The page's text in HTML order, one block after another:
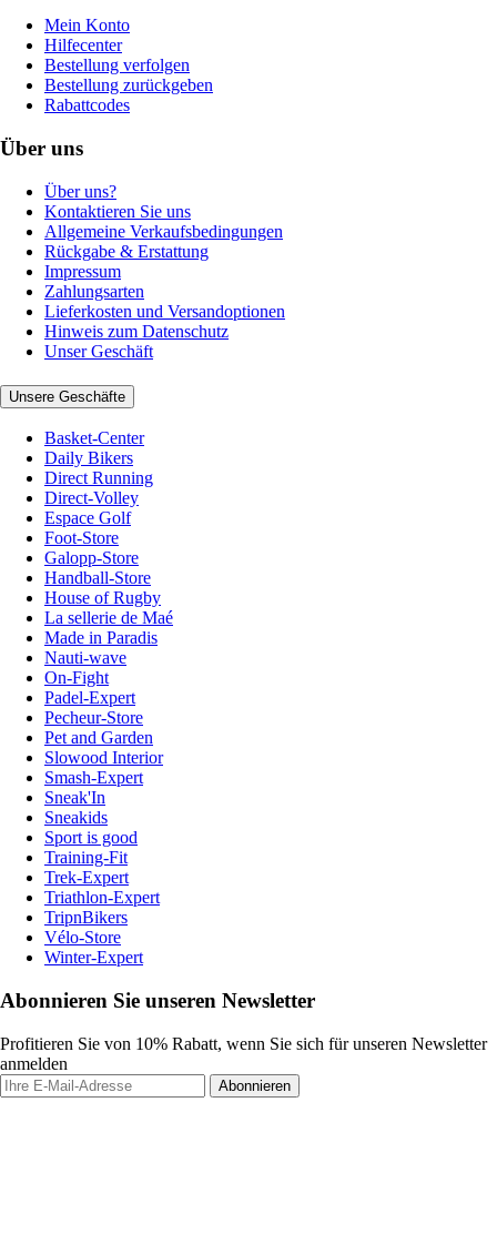
Mein Konto
Hilfecenter
Bestellung verfolgen
Bestellung zurückgeben
Rabattcodes
Über uns
Über uns?
Kontaktieren Sie uns
Allgemeine Verkaufsbedingungen
Rückgabe & Erstattung
Impressum
Zahlungsarten
Lieferkosten und Versandoptionen
Hinweis zum Datenschutz
Unser Geschäft
Unsere Geschäfte
Basket-Center
Daily Bikers
Direct Running
Direct-Volley
Espace Golf
Foot-Store
Galopp-Store
Handball-Store
House of Rugby
La sellerie de Maé
Made in Paradis
Nauti-wave
On-Fight
Padel-Expert
Pecheur-Store
Pet and Garden
Slowood Interior
Smash-Expert
Sneak'In
Sneakids
Sport is good
Training-Fit
Trek-Expert
Triathlon-Expert
TripnBikers
Vélo-Store
Winter-Expert
Abonnieren Sie unseren Newsletter
Profitieren Sie von 10% Rabatt, wenn Sie sich für unseren Newsletter
anmelden
Abonnieren